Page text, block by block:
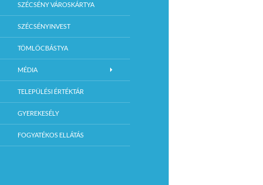
SZÉCSÉNY VÁROSKÁRTYA
SZÉCSÉNYINVEST
TÖMLÖCBÁSTYA
MÉDIA
TELEPÜLÉSI ÉRTÉKTÁR
GYEREKESÉLY
FOGYATÉKOS ELLÁTÁS